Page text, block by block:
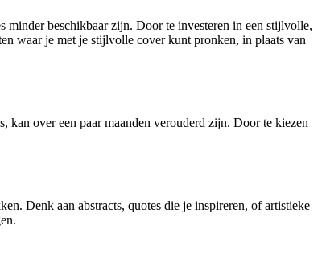
minder beschikbaar zijn. Door te investeren in een stijlvolle,
waar je met je stijlvolle cover kunt pronken, in plaats van
kan over een paar maanden verouderd zijn. Door te kiezen
Denk aan abstracts, quotes die je inspireren, of artistieke